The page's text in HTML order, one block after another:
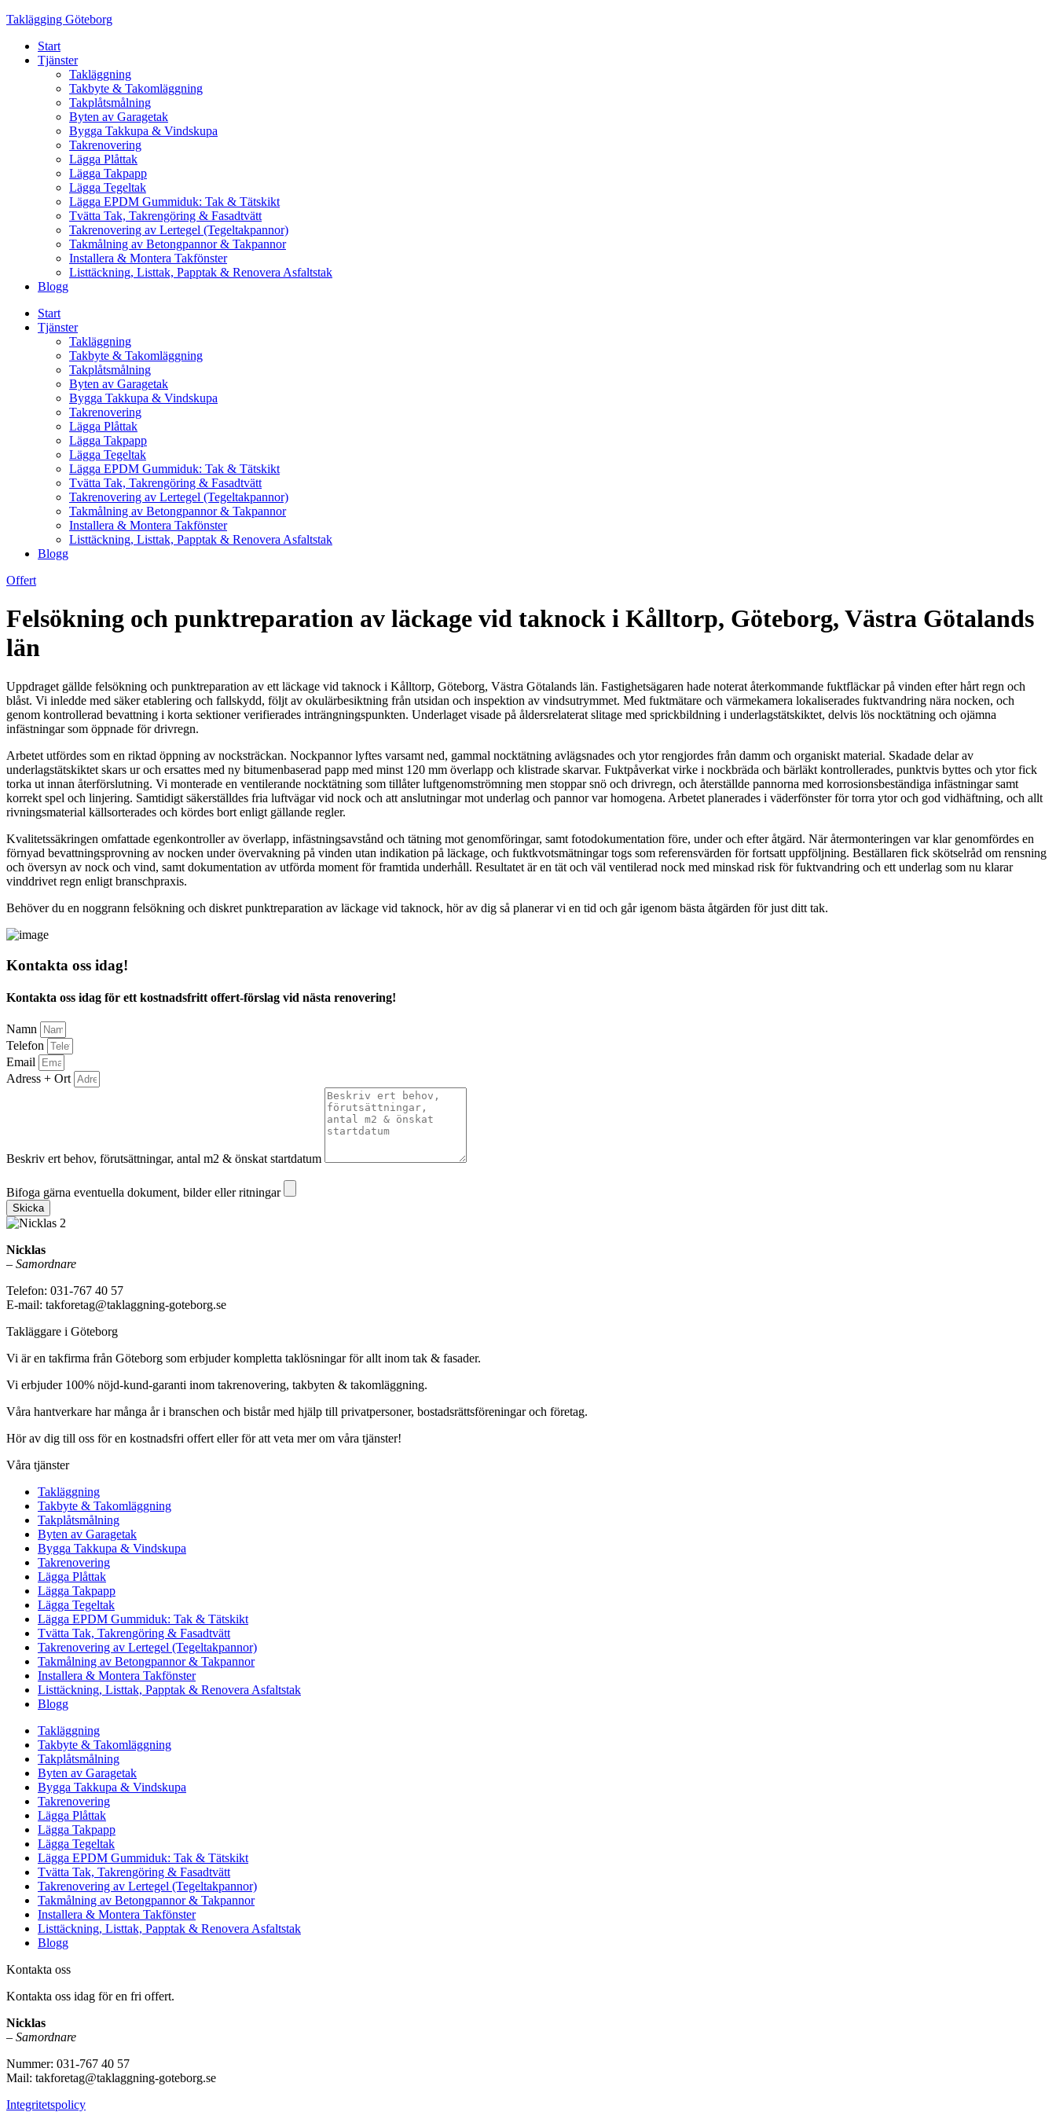
Skip
content
Taklägging Göteborg
Start
Tjänster
Takläggning
Takbyte & Takomläggning
Takplåtsmålning
Byten av Garagetak
Bygga Takkupa & Vindskupa
Takrenovering
Lägga Plåttak
Lägga Takpapp
Lägga Tegeltak
Lägga EPDM Gummiduk: Tak & Tätskikt
Tvätta Tak, Takrengöring & Fasadtvätt
Takrenovering av Lertegel (Tegeltakpannor)
Takmålning av Betongpannor & Takpannor
Installera & Montera Takfönster
Listtäckning, Listtak, Papptak & Renovera Asfaltstak
Blogg
Start
Tjänster
Takläggning
Takbyte & Takomläggning
Takplåtsmålning
Byten av Garagetak
Bygga Takkupa & Vindskupa
Takrenovering
Lägga Plåttak
Lägga Takpapp
Lägga Tegeltak
Lägga EPDM Gummiduk: Tak & Tätskikt
Tvätta Tak, Takrengöring & Fasadtvätt
Takrenovering av Lertegel (Tegeltakpannor)
Takmålning av Betongpannor & Takpannor
Installera & Montera Takfönster
Listtäckning, Listtak, Papptak & Renovera Asfaltstak
Blogg
Offert
Felsökning och punktreparation av läckage vid taknock i Kålltorp, Göteborg, Västra Götalands
län
Uppdraget gällde felsökning och punktreparation av ett läckage vid taknock i Kålltorp, Göteborg, Västra Götalands län. Fastighetsägaren hade noterat återkommande fuktfläckar på vinden efter hårt regn och
blåst. Vi inledde med säker etablering och fallskydd, följt av okulärbesiktning från utsidan och inspektion av vindsutrymmet. Med fuktmätare och värmekamera lokaliserades fuktvandring nära nocken, och
genom kontrollerad bevattning i korta sektioner verifierades inträngningspunkten. Underlaget visade på åldersrelaterat slitage med sprickbildning i underlagstätskiktet, delvis lös nocktätning och ojämna
infästningar som öppnade för drivregn.
Arbetet utfördes som en riktad öppning av nocksträckan. Nockpannor lyftes varsamt ned, gammal nocktätning avlägsnades och ytor rengjordes från damm och organiskt material. Skadade delar av
underlagstätskiktet skars ur och ersattes med ny bitumenbaserad papp med minst 120 mm överlapp och klistrade skarvar. Fuktpåverkat virke i nockbräda och bärläkt kontrollerades, punktvis byttes och ytor fick
torka ut innan återförslutning. Vi monterade en ventilerande nocktätning som tillåter luftgenomströmning men stoppar snö och drivregn, och återställde pannorna med korrosionsbeständiga infästningar samt
korrekt spel och linjering. Samtidigt säkerställdes fria luftvägar vid nock och att anslutningar mot underlag och pannor var homogena. Arbetet planerades i väderfönster för torra ytor och god vidhäftning, och allt
rivningsmaterial källsorterades och kördes bort enligt gällande regler.
Kvalitetssäkringen omfattade egenkontroller av överlapp, infästningsavstånd och tätning mot genomföringar, samt fotodokumentation före, under och efter åtgärd. När återmonteringen var klar genomfördes en
förnyad bevattningsprovning av nocken under övervakning på vinden utan indikation på läckage, och fuktkvotsmätningar togs som referensvärden för fortsatt uppföljning. Beställaren fick skötselråd om rensning
och översyn av nock och vind, samt dokumentation av utförda moment för framtida underhåll. Resultatet är en tät och väl ventilerad nock med minskad risk för fuktvandring och ett underlag som nu klarar
vinddrivet regn enligt branschpraxis.
Behöver du en noggrann felsökning och diskret punktreparation av läckage vid taknock, hör av dig så planerar vi en tid och går igenom bästa åtgärden för just ditt tak.
Kontakta oss idag!
Kontakta oss idag för ett kostnadsfritt offert-förslag vid nästa renovering!
Namn
Telefon
Email
Adress + Ort
Beskriv ert behov, förutsättningar, antal m2 & önskat startdatum
Bifoga gärna eventuella dokument, bilder eller ritningar
Skicka
Nicklas
– Samordnare
Telefon: 031-767 40 57
E-mail: takforetag@taklaggning-goteborg.se
Takläggare i Göteborg
Vi är en takfirma från Göteborg som erbjuder kompletta taklösningar för allt inom tak & fasader.
Vi erbjuder 100% nöjd-kund-garanti inom takrenovering, takbyten & takomläggning.
Våra hantverkare har många år i branschen och bistår med hjälp till privatpersoner, bostadsrättsföreningar och företag.
Hör av dig till oss för en kostnadsfri offert eller för att veta mer om våra tjänster!
Våra tjänster
Takläggning
Takbyte & Takomläggning
Takplåtsmålning
Byten av Garagetak
Bygga Takkupa & Vindskupa
Takrenovering
Lägga Plåttak
Lägga Takpapp
Lägga Tegeltak
Lägga EPDM Gummiduk: Tak & Tätskikt
Tvätta Tak, Takrengöring & Fasadtvätt
Takrenovering av Lertegel (Tegeltakpannor)
Takmålning av Betongpannor & Takpannor
Installera & Montera Takfönster
Listtäckning, Listtak, Papptak & Renovera Asfaltstak
Blogg
Takläggning
Takbyte & Takomläggning
Takplåtsmålning
Byten av Garagetak
Bygga Takkupa & Vindskupa
Takrenovering
Lägga Plåttak
Lägga Takpapp
Lägga Tegeltak
Lägga EPDM Gummiduk: Tak & Tätskikt
Tvätta Tak, Takrengöring & Fasadtvätt
Takrenovering av Lertegel (Tegeltakpannor)
Takmålning av Betongpannor & Takpannor
Installera & Montera Takfönster
Listtäckning, Listtak, Papptak & Renovera Asfaltstak
Blogg
Kontakta oss
Kontakta oss idag för en fri offert.
Nicklas
– Samordnare
Nummer: 031-767 40 57
Mail: takforetag@taklaggning-goteborg.se
Integritetspolicy